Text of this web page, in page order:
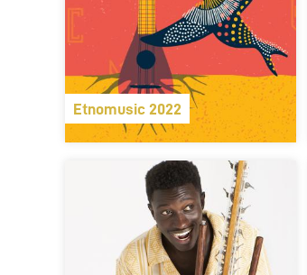
Etnomusic 2022